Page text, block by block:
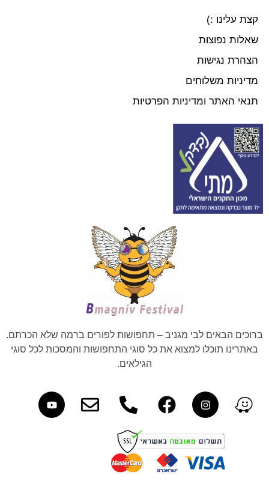
קצת עלינו :)
שאלות נפוצות
הצהרת נגישות
מדיניות משלוחים
תנאי האתר ומדיניות הפרטיות
ברוכים הבאים לבי מגניב – תחפושות לפורים ברמה שלא הכרתם.
באתרינו תוכלו למצוא את כל סוגי התחפושות והמסכות לכל סוגי
הגילאים.